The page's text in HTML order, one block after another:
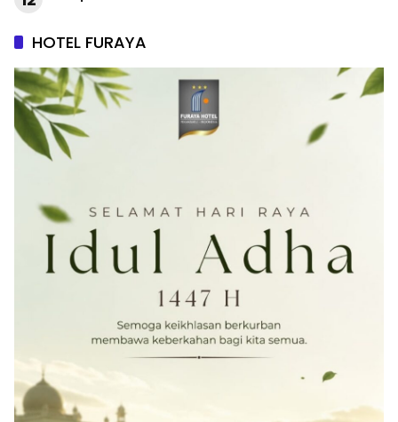
HOTEL FURAYA